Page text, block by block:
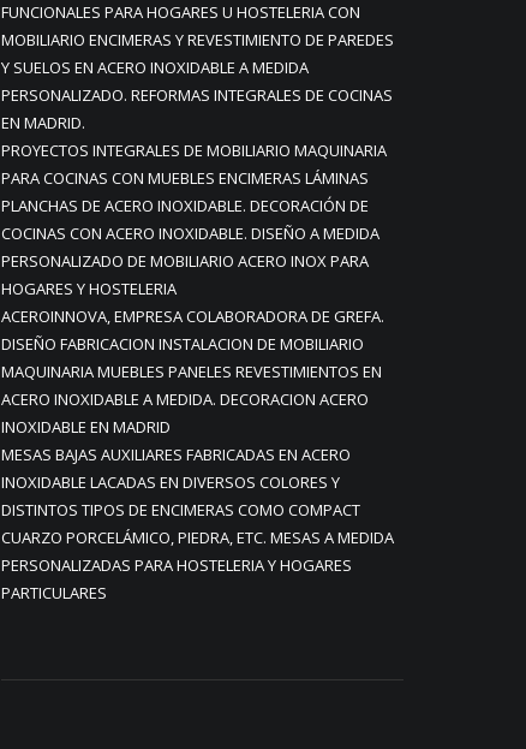
FUNCIONALES PARA HOGARES U HOSTELERIA CON
MOBILIARIO ENCIMERAS Y REVESTIMIENTO DE PAREDES
Y SUELOS EN ACERO INOXIDABLE A MEDIDA
PERSONALIZADO. REFORMAS INTEGRALES DE COCINAS
EN MADRID.
PROYECTOS INTEGRALES DE MOBILIARIO MAQUINARIA
PARA COCINAS CON MUEBLES ENCIMERAS LÁMINAS
PLANCHAS DE ACERO INOXIDABLE. DECORACIÓN DE
COCINAS CON ACERO INOXIDABLE. DISEÑO A MEDIDA
PERSONALIZADO DE MOBILIARIO ACERO INOX PARA
HOGARES Y HOSTELERIA
ACEROINNOVA, EMPRESA COLABORADORA DE GREFA.
DISEÑO FABRICACION INSTALACION DE MOBILIARIO
MAQUINARIA MUEBLES PANELES REVESTIMIENTOS EN
ACERO INOXIDABLE A MEDIDA. DECORACION ACERO
INOXIDABLE EN MADRID
MESAS BAJAS AUXILIARES FABRICADAS EN ACERO
INOXIDABLE LACADAS EN DIVERSOS COLORES Y
DISTINTOS TIPOS DE ENCIMERAS COMO COMPACT
CUARZO PORCELÁMICO, PIEDRA, ETC. MESAS A MEDIDA
PERSONALIZADAS PARA HOSTELERIA Y HOGARES
PARTICULARES